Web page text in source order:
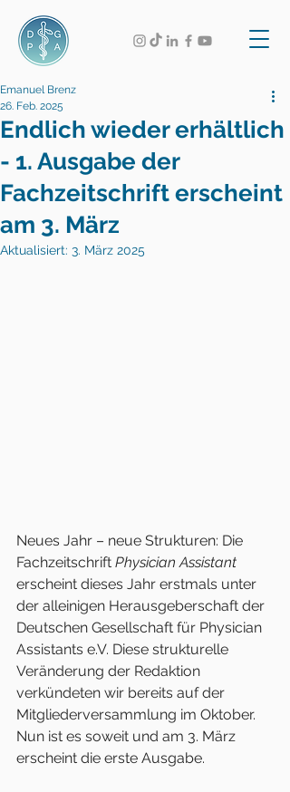
Endlich wieder erhältlich
- 1. Ausgabe der
Fachzeitschrift erscheint
am 3. März
Emanuel Brenz
26. Feb. 2025
Aktualisiert: 3. März 2025
Neues Jahr – neue Strukturen: Die
Fachzeitschrift Physician Assistant
erscheint dieses Jahr erstmals unter
der alleinigen Herausgeberschaft der
Deutschen Gesellschaft für Physician
Assistants e.V. Diese strukturelle
Veränderung der Redaktion
verkündeten wir bereits auf der
Mitgliederversammlung im Oktober.
Nun ist es soweit und am 3. März
erscheint die erste Ausgabe.